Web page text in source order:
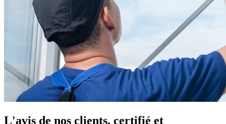
L'avis de nos clients, certifié et